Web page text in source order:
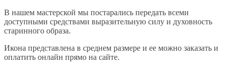
В нашем мастерской мы постарались передать всеми
доступными средствами выразительную силу и духовность
старинного образа.
Икона представлена в среднем размере и ее можно заказать и
оплатить онлайн прямо на сайте.